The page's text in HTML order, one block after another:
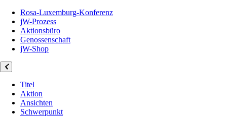
Rosa-Luxemburg-Konferenz
jW-Prozess
Aktionsbüro
Genossenschaft
jW-Shop
Titel
Aktion
Ansichten
Schwerpunkt